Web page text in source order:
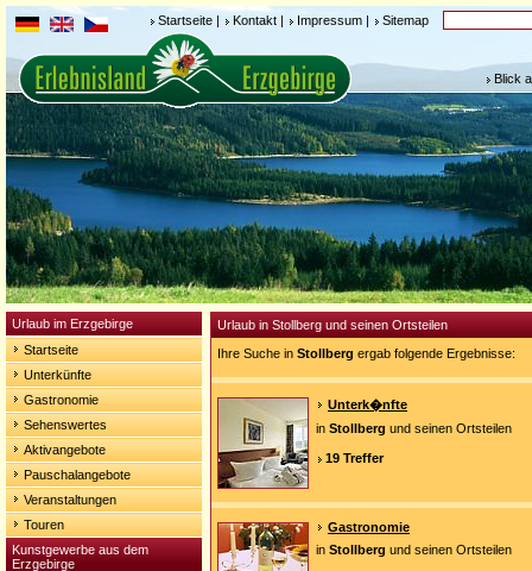
Startseite | Kontakt | Impressum | Sitemap
Blick
Urlaub im Erzgebirge
Startseite
Unterkünfte
Gastronomie
Sehenswertes
Aktivangebote
Pauschalangebote
Veranstaltungen
Touren
Kunstgewerbe aus dem
Erzgebirge
Urlaub in Stollberg und seinen Ortsteilen
Ihre Suche in Stollberg ergab folgende Ergebnisse:
Unterk�nfte
in Stollberg und seinen Ortsteilen
19 Treffer
Gastronomie
in Stollberg und seinen Ortsteilen